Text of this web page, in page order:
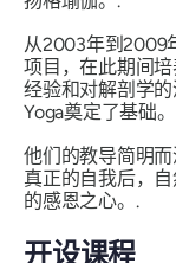
从2003年到2009
项目，在此期间
经验和对解剖学
Yoga奠定了基础
他们的教导简明
真正的自我后，
的感恩之心。.
开设课程